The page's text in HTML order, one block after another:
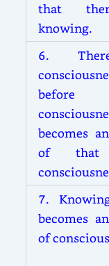
that
knowing.
6.
before
becomes
of that
7.
becomes
of